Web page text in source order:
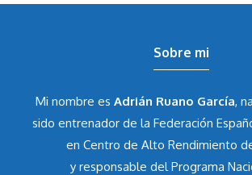
Sobre mi
Mi nombre es Adrián Ruano García,
sido entrenador de la Federación
en Centro de Alto Rendimiento
y responsable del Programa